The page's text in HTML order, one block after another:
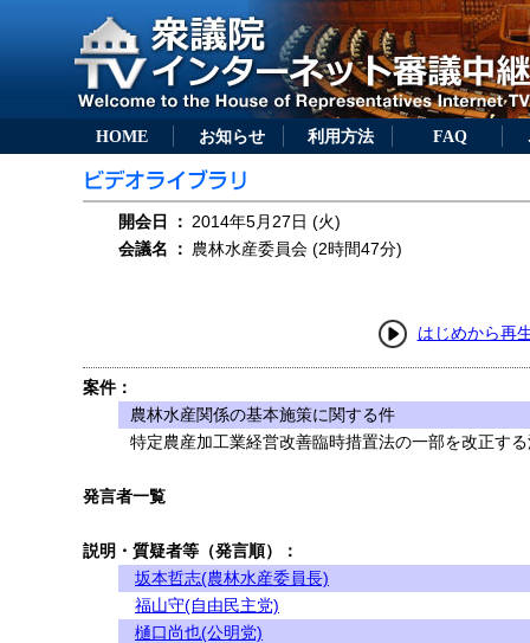
HOME お知らせ 利用方法 FAQ
開会日 ： 2014年5月27日 (火)
会議名
： 農林水産委員会 (2時間47分)
はじめから再
案件：
農林水産関係の基本施策に関する件
特定農産加工業経営改善臨時措置法の一部を改正す
発言者一覧
説明・質疑者等（発言順）：
坂本哲志(農林水産委員長)
福山守(自由民主党)
樋口尚也(公明党)